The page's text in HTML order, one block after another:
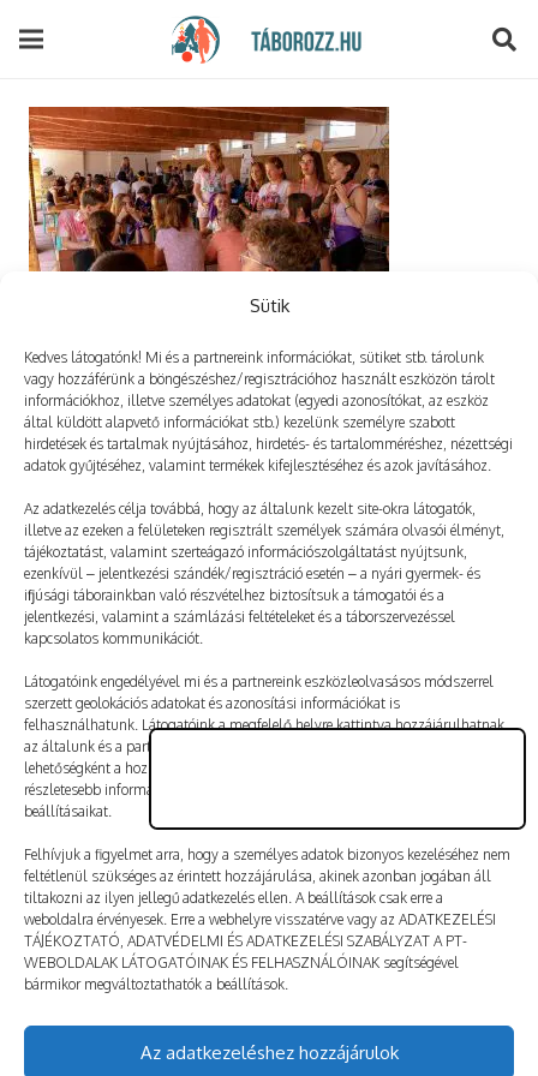
Sütik
Kedves látogatónk! Mi és a partnereink információkat, sütiket stb. tárolunk
vagy hozzáférünk a böngészéshez/regisztrációhoz használt eszközön tárolt
információkhoz, illetve személyes adatokat (egyedi azonosítókat, az eszköz
által küldött alapvető információkat stb.) kezelünk személyre szabott
hirdetések és tartalmak nyújtásához, hirdetés- és tartalomméréshez, nézettségi
adatok gyűjtéséhez, valamint termékek kifejlesztéséhez és azok javításához.
Az adatkezelés célja továbbá, hogy az általunk kezelt site-okra látogatók,
illetve az ezeken a felületeken regisztrált személyek számára olvasói élményt,
tájékoztatást, valamint szerteágazó információszolgáltatást nyújtsunk,
ezenkívül – jelentkezési szándék/regisztráció esetén – a nyári gyermek- és
ifjúsági táborainkban való részvételhez biztosítsuk a támogatói és a
jelentkezési, valamint a számlázási feltételeket és a táborszervezéssel
kapcsolatos kommunikációt.
Látogatóink engedélyével mi és a partnereink eszközleolvasásos módszerrel
szerzett geolokációs adatokat és azonosítási információkat is
felhasználhatunk. Látogatóink a megfelelő helyre kattintva hozzájárulhatnak
az általunk és a partnereink által végzett adatkezeléshez. További
lehetőségként a hozzájárulás megadása vagy elutasítása előtt látogatóink
részletesebb információkhoz juthatnak, és megváltoztathatják kereső-
beállításaikat.
Felhívjuk a figyelmet arra, hogy a személyes adatok bizonyos kezeléséhez nem
feltétlenül szükséges az érintett hozzájárulása, akinek azonban jogában áll
tiltakozni az ilyen jellegű adatkezelés ellen. A beállítások csak erre a
weboldalra érvényesek. Erre a webhelyre visszatérve vagy az ADATKEZELÉSI
TÁJÉKOZTATÓ, ADATVÉDELMI ÉS ADATKEZELÉSI SZABÁLYZAT A PT-
WEBOLDALAK LÁTOGATÓINAK ÉS FELHASZNÁLÓINAK segítségével
bármikor megváltoztathatók a beállítások.
Az adatkezeléshez hozzájárulok
Vélemény, hozzászólás?
Az e-mail-címet nem tesszük közzé. A kötelező mezőket
*karakterrel jelöltük
A nevem, e-mail-címem, és weboldalcímem mentése
a böngészőben a következő hozzászólásomhoz.
Hozzászólás küldése